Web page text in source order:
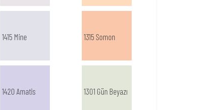
1415 Mine 1315 Somon
1420 Amatis 1301 Gün Beyazı